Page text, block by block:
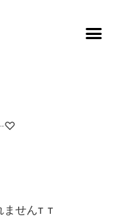
ませんт т